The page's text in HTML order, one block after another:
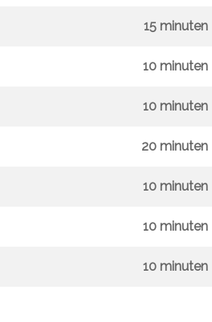
15 minuten
10 minuten
10 minuten
20 minuten
10 minuten
10 minuten
10 minuten